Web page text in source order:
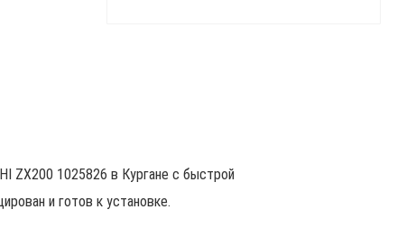
ZX200 1025826 в Кургане с быстрой
и готов к установке.